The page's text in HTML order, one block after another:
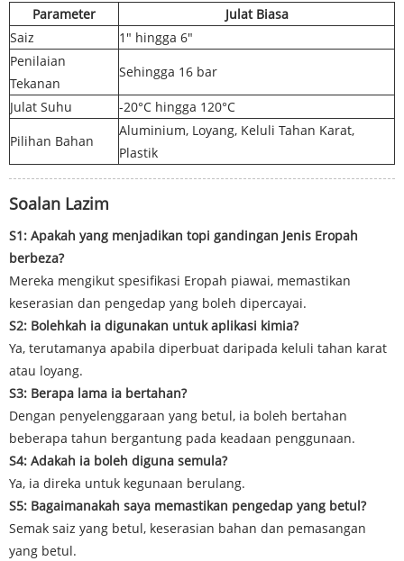
Parameter
Julat Biasa
Saiz
1" hingga 6"
Penilaian
Tekanan
Sehingga 16 bar
Julat Suhu
-20°C hingga 120°C
Pilihan Bahan
Aluminium, Loyang, Keluli Tahan Karat,
Plastik
Soalan Lazim
S1: Apakah yang menjadikan topi gandingan Jenis Eropah
berbeza?
Mereka mengikut spesifikasi Eropah piawai, memastikan
keserasian dan pengedap yang boleh dipercayai.
S2: Bolehkah ia digunakan untuk aplikasi kimia?
Ya, terutamanya apabila diperbuat daripada keluli tahan karat
atau loyang.
S3: Berapa lama ia bertahan?
Dengan penyelenggaraan yang betul, ia boleh bertahan
beberapa tahun bergantung pada keadaan penggunaan.
S4: Adakah ia boleh diguna semula?
Ya, ia direka untuk kegunaan berulang.
S5: Bagaimanakah saya memastikan pengedap yang betul?
Semak saiz yang betul, keserasian bahan dan pemasangan
yang betul.